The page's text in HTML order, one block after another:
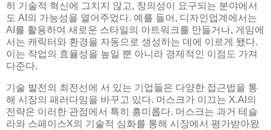
히 기술적 혁신에 그치지 않고, 창의성이 요구되는 분야에서
도 AI의 가능성을 열어주었다. 예를 들어, 디자인업계에서는
AI를 활용하여 새로운 스타일의 아트워크를 만들거나, 게임에
서는 캐릭터와 환경을 자동으로 생성하는 데에 이르게 됐다.
이는 작업의 효율성을 높일 뿐 아니라 경제적인 이점도 가져
다준다.
기술 발전의 최전선에 서 있는 기업들은 다양한 접근법을 통
해 시장의 패러다임을 바꾸고 있다. 머스크가 이끄는 X.AI의
전략은 이러한 관점에서 특히 흥미롭다. 머스크는 과거 테슬
라와 스페이스X의 기술적 심화를 통해 시장에서 평가받아왔